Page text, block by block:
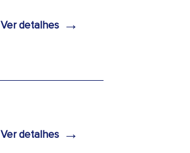
Ver detalhes →
Ver detalhes →